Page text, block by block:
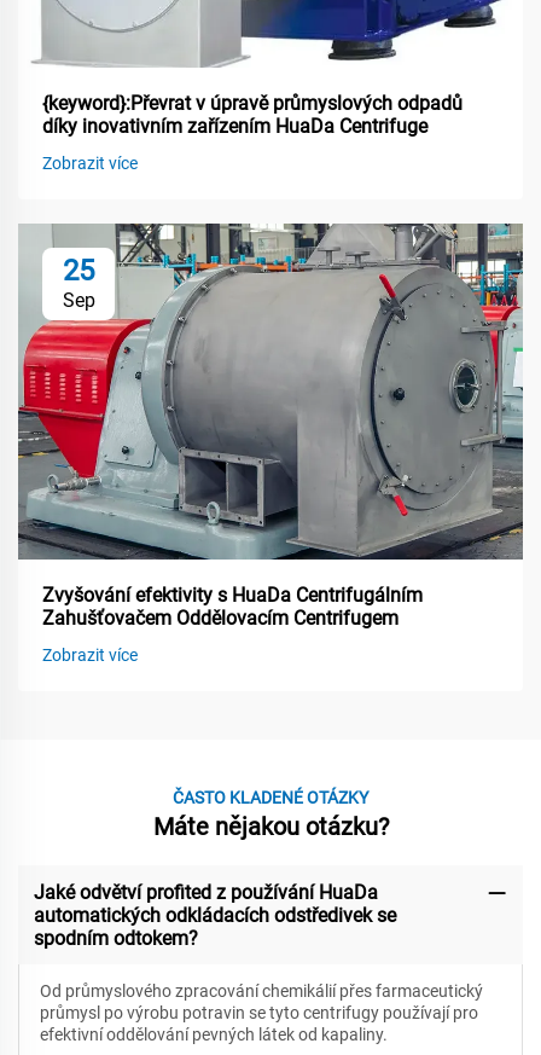
{keyword}:Převrat v úpravě průmyslových odpadů
díky inovativním zařízením HuaDa Centrifuge
Zobrazit více
25
Sep
Zvyšování efektivity s HuaDa Centrifugálním
Zahušťovačem Oddělovacím Centrifugem
Zobrazit více
ČASTO KLADENÉ OTÁZKY
Máte nějakou otázku?
Jaké odvětví profited z používání HuaDa
automatických odkládacích odstředivek se
spodním odtokem?
Od průmyslového zpracování chemikálií přes farmaceutický
průmysl po výrobu potravin se tyto centrifugy používají pro
efektivní oddělování pevných látek od kapaliny.